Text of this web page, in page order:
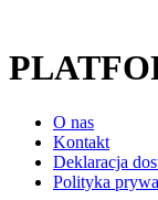
O nas
Kontakt
Deklaracja
Polityka